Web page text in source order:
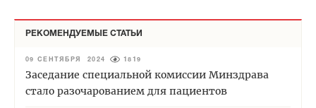
РЕКОМЕНДУЕМЫЕ СТАТЬИ
09 СЕНТЯБРЯ 2024 1819
Заседание специальной комиссии Минздрава
стало разочарованием для пациентов